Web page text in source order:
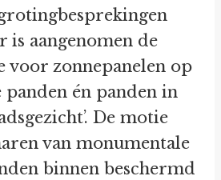
is aangenomen de
voor zonnepanelen op
én panden in
De motie
van monumentale
binnen beschermd